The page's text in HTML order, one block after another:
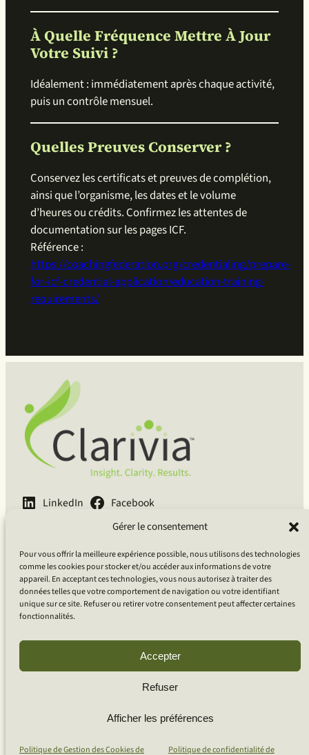
Gérer le consentement
Pour vous offrir la meilleure expérience possible, nous utilisons des technologies
comme les cookies pour stocker et/ou accéder aux informations de votre
appareil. En acceptant ces technologies, vous nous autorisez à traiter des
données telles que votre comportement de navigation ou votre identifiant
unique sur ce site. Refuser ou retirer votre consentement peut affecter certaines
fonctionnalités.
Accepter
Refuser
Afficher les préférences
Politique de Gestion des Cookies de Politique de confidentialité de
À Quelle Fréquence Mettre À Jour
Votre Suivi ?
Idéalement : immédiatement après chaque activité,
puis un contrôle mensuel.
Quelles Preuves Conserver ?
Conservez les certificats et preuves de complétion,
ainsi que l’organisme, les dates et le volume
d’heures ou crédits. Confirmez les attentes de
documentation sur les pages ICF.
Référence :
https://coachingfederation.org/credentialing/prepare-
for-icf-credential-application/education-training-
requirements/
LinkedIn Facebook
Français Deutsch
Clarivia Inc.
Guidé par le courage, porté par la curiosité, ancré dans la
compassion.
© 2026 Clarivia Inc., tous droits réservés
S